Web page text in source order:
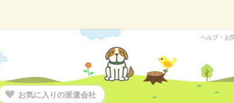
ヘルプ・お
お気に入りの派遣会社